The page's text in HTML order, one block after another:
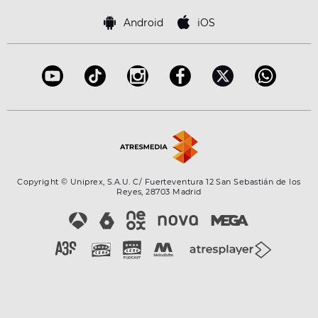
Bases de concursos
Android iOS
Copyright © Uniprex, S.A.U. C/ Fuerteventura 12 San Sebastián de los
Reyes, 28703 Madrid